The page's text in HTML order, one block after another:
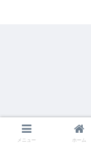
メニュー ホーム